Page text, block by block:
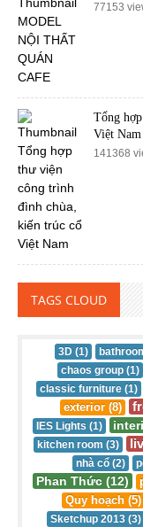
77153
Tổng
Việt Nam
141368
TAGS CLOUD
3D (1)
chaos group (1)
classic furniture (1)
exterior (8)
IES Lights (1)
kitchen room (3)
nhà cổ (2)
Phan Thức (12)
Quy hoạch (5)
Sketchup 2013 (3)